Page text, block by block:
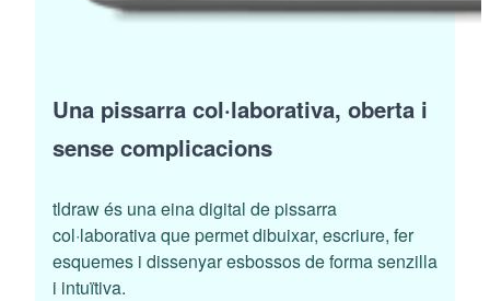
Una pissarra col·laborativa, oberta i
sense complicacions
tldraw és una eina digital de pissarra
col·laborativa que permet dibuixar, escriure, fer
esquemes i dissenyar esbossos de forma senzilla
i intuïtiva.